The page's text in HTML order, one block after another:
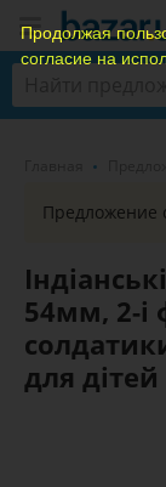
Продолжая
согласие на
Предложение
54мм, 2-і
для дітей